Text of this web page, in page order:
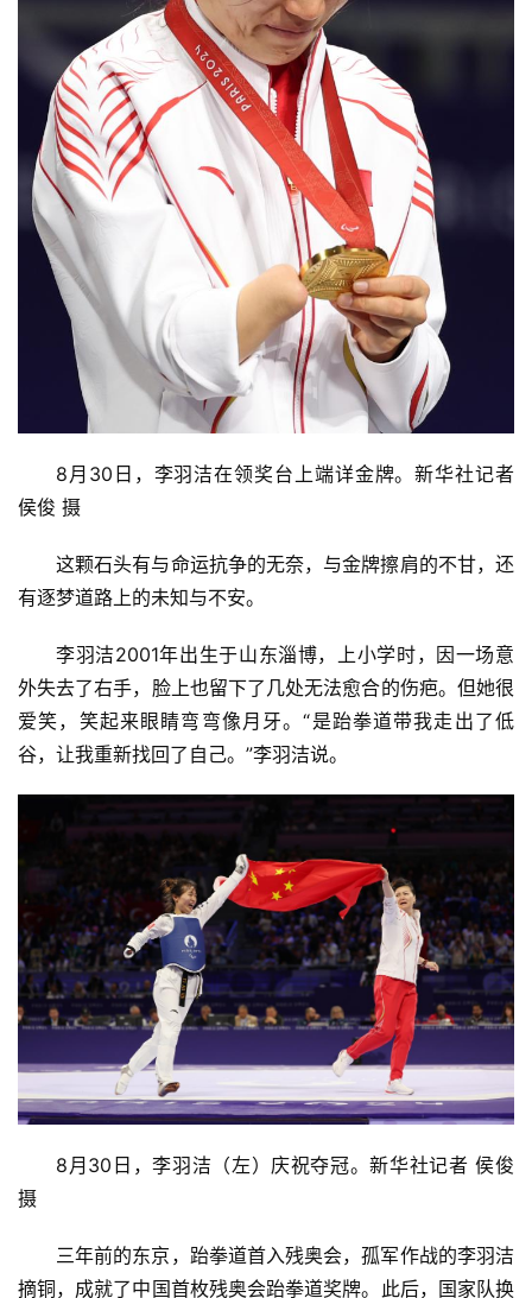
8月30日，李羽洁在领奖台上端详金牌。新华社记者
侯俊 摄
这颗石头有与命运抗争的无奈，与金牌擦肩的不甘，还
有逐梦道路上的未知与不安。
李羽洁2001年出生于山东淄博，上小学时，因一场意
外失去了右手，脸上也留下了几处无法愈合的伤疤。但她很
爱笑，笑起来眼睛弯弯像月牙。“是跆拳道带我走出了低
谷，让我重新找回了自己。”李羽洁说。
8月30日，李羽洁（左）庆祝夺冠。新华社记者 侯俊
摄
三年前的东京，跆拳道首入残奥会，孤军作战的李羽洁
摘铜，成就了中国首枚残奥会跆拳道奖牌。此后，国家队换